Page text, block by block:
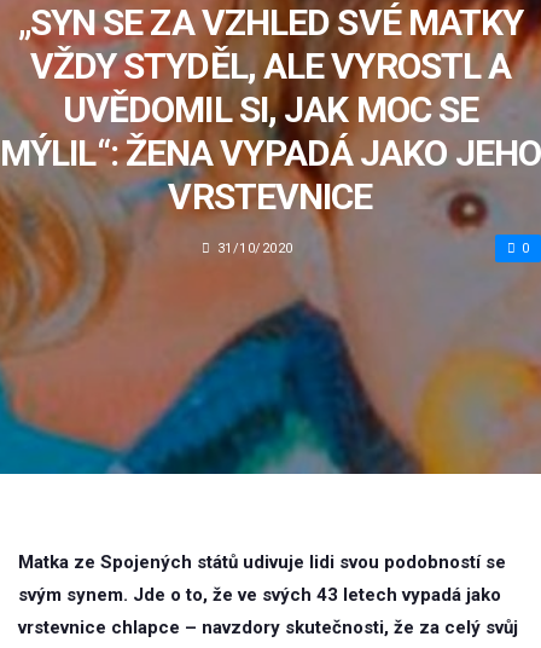
„SYN SE ZA VZHLED SVÉ MATKY
VŽDY STYDĚL, ALE VYROSTL A
UVĚDOMIL SI, JAK MOC SE
MÝLIL“: ŽENA VYPADÁ JAKO JEHO
VRSTEVNICE
31/10/2020 0
Matka ze Spojených států udivuje lidi svou podobností se
svým synem. Jde o to, že ve svých 43 letech vypadá jako
vrstevnice chlapce – navzdory skutečnosti, že za celý svůj